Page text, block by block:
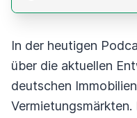
In der heutigen
über die aktuellen
deutschen